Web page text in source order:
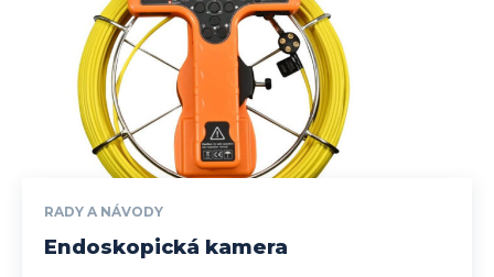
RADY A NÁVODY
Endoskopická kamera